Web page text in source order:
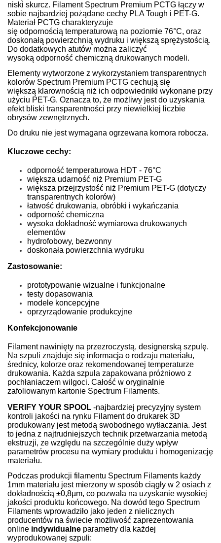
niski skurcz. Filament Spectrum Premium PCTG łączy w
sobie najbardziej pożądane cechy PLA Tough i PET-G.
Materiał PCTG charakteryzuje
się odpornością temperaturową na poziomie 76°C, oraz
doskonałą powierzchnią wydruku i większą sprężystością.
Do dodatkowych atutów można zaliczyć
wysoką odporność chemiczną drukowanych modeli.
Elementy wytworzone z wykorzystaniem transparentnych
kolorów Spectrum Premium PCTG cechują się
większą klarownością niż ich odpowiedniki wykonane przy
użyciu PET-G. Oznacza to, że możliwy jest do uzyskania
efekt bliski transparentności przy niewielkiej liczbie
obrysów zewnętrznych.
Do druku nie jest wymagana ogrzewana komora robocza.
Kluczowe cechy:
odporność temperaturowa HDT - 76°C
większa udarność niż Premium PET-G
większa przejrzystość niż Premium PET-G (dotyczy
transparentnych kolorów)
łatwość drukowania, obróbki i wykańczania
odporność chemiczna
wysoka dokładność wymiarowa drukowanych
elementów
hydrofobowy, bezwonny
doskonała powierzchnia wydruku
Zastosowanie:
prototypowanie wizualne i funkcjonalne
testy dopasowania
modele koncepcyjne
oprzyrządowanie produkcyjne
Konfekcjonowanie
Filament nawinięty na przezroczystą, designerską szpulę.
Na szpuli znajduje się informacja o rodzaju materiału,
średnicy, kolorze oraz rekomendowanej temperaturze
drukowania. Każda szpula zapakowana próżniowo z
pochłaniaczem wilgoci. Całość w oryginalnie
zafoliowanym kartonie Spectrum Filaments.
VERIFY YOUR SPOOL -najbardziej precyzyjny system
kontroli jakości na rynku Filament do drukarek 3D
produkowany jest metodą swobodnego wytłaczania. Jest
to jedna z najtrudniejszych technik przetwarzania metodą
ekstruzji, ze względu na szczególnie duży wpływ
parametrów procesu na wymiary produktu i homogenizację
materiału.
Podczas produkcji filamentu Spectrum Filaments każdy
1mm materiału jest mierzony w sposób ciągły w 2 osiach z
dokładnością ±0,8µm, co pozwala na uzyskanie wysokiej
jakości produktu końcowego. Na dowód tego Spectrum
Filaments wprowadziło jako jeden z nielicznych
producentów na świecie możliwość zaprezentowania
online indywidualne parametry dla każdej
wyprodukowanej szpuli: